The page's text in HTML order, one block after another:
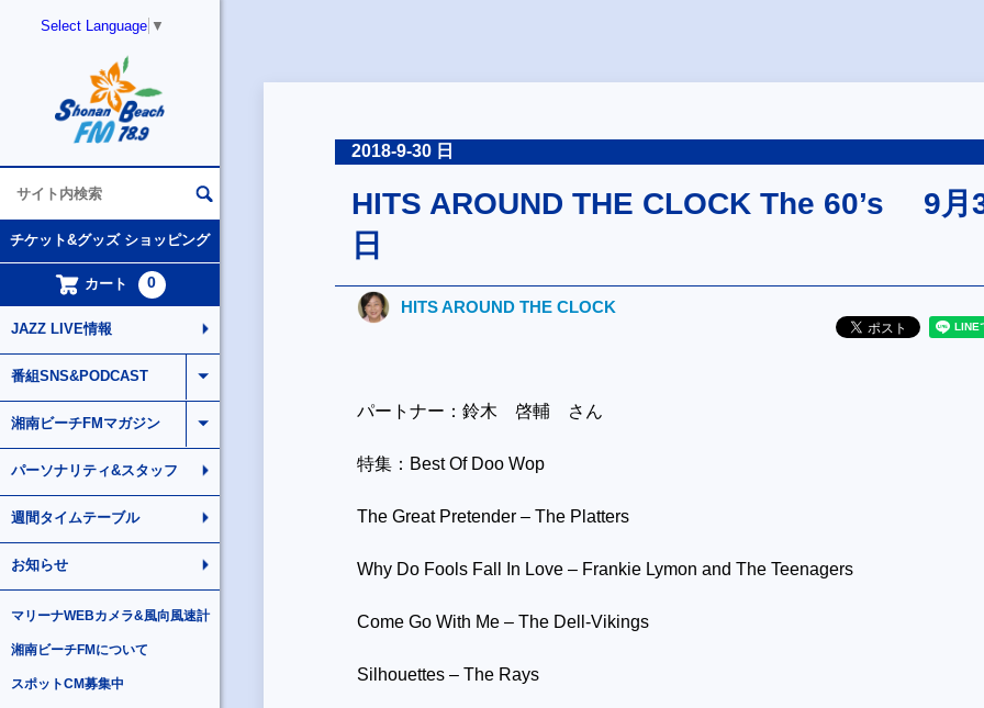
Select Language ▼
チケット&グッズ ショッピング
カート 0
JAZZ LIVE情報
番組SNS&PODCAST
湘南ビーチFMマガジン
パーソナリティ&スタッフ
週間タイムテーブル
お知らせ
マリーナWEBカメラ&風向風速計
湘南ビーチFMについて
スポットCM募集中
2018-9-30 日
HITS AROUND THE CLOCK The 60’s 9月
日
HITS AROUND THE CLOCK
パートナー：鈴木 啓輔 さん
特集：Best Of Doo Wop
The Great Pretender – The Platters
Why Do Fools Fall In Love – Frankie Lymon and The Teenagers
Come Go With Me – The Dell-Vikings
Silhouettes – The Rays